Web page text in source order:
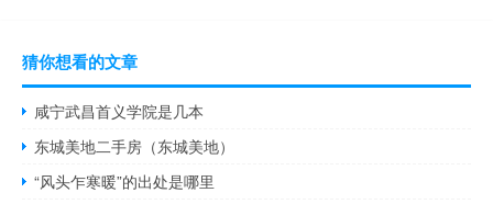
猜你想看的文章
咸宁武昌首义学院是几本
东城美地二手房（东城美地）
“风头乍寒暖”的出处是哪里